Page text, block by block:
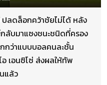
ลดล็อกคว้าชัยไม่ได้ หลัง
บมาแซงชนะชนิดที่ครอง
กว่าแบบบอลคนละชั้น
เอนซิโซ่ ส่งผลให้ทัพ
แล้ว